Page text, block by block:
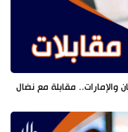
والإمارات.. مقابلة مع نضال